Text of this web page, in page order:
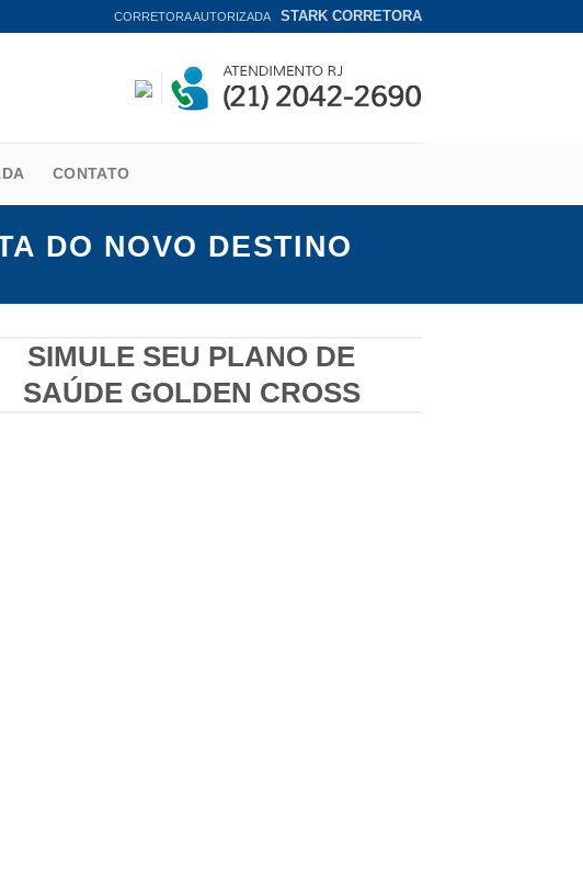
CORRETORA AUTORIZADA STARK CORRETORA
CONTATO
DO NOVO DESTINO
SIMULE SEU PLANO DE
SAÚDE GOLDEN CROSS